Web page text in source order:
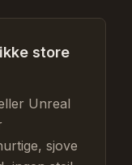
store
Unreal
sjove